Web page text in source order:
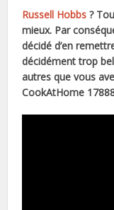
Russell Hobbs ?
mieux. Par
décidé d’en
décidément trop
autres que vous
CookAtHome